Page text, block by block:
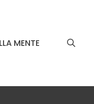
MENTE